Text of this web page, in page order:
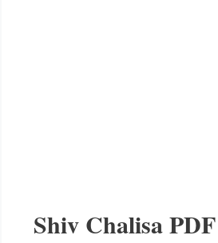
Shiv Chalisa PDF